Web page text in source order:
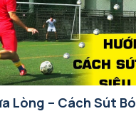
Lòng – Cách Sút